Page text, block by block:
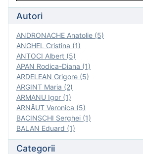
Autori
ANDRONACHE Anatolie (5)
ANGHEL Cristina (1)
ANTOCI Albert (5)
APAN Rodica-Diana (1)
ARDELEAN Grigore (5)
ARGINT Maria (2)
ARMANU Igor (1)
ARNĂUT Veronica (5)
BACINSCHI Serghei (1)
BALAN Eduard (1)
Categorii